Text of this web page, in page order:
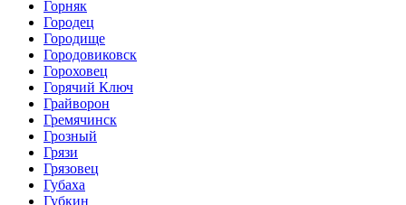
Горняк
Городец
Городище
Городовиковск
Гороховец
Горячий Ключ
Грайворон
Гремячинск
Грозный
Грязи
Грязовец
Губаха
Губкин